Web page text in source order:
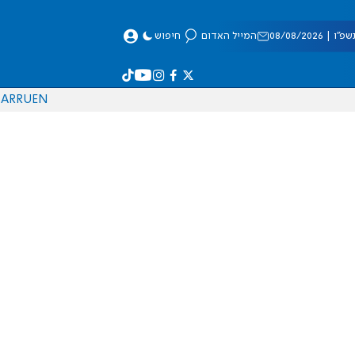
08/2026 המייל האדום חיפוש
EN
RU
AR